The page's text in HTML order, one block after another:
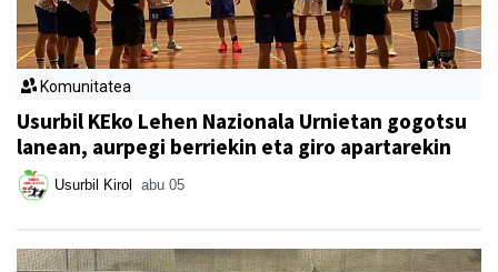
Komunitatea
Usurbil KEko Lehen Nazionala Urnietan gogotsu
lanean, aurpegi berriekin eta giro apartarekin
Usurbil Kirol abu 05